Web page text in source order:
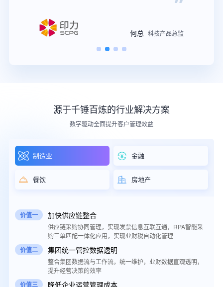
何总 科技产品总监
源于千锤百炼的行业解决方案
数字驱动全面提升客户管理效益
制造业 金融
餐饮 房地产
价值一 加快供应链整合
供应链采购协同管理，实现发票信息互联互通，RPA智能采
购三单匹配一体化应用，实现业财税自动化管理
价值二 集团统一管控数据透明
整合集团数据流与工作流，统一维护，业财数据直观透明，
提升经营决策的效率
价值三 降低企业运营管理成本